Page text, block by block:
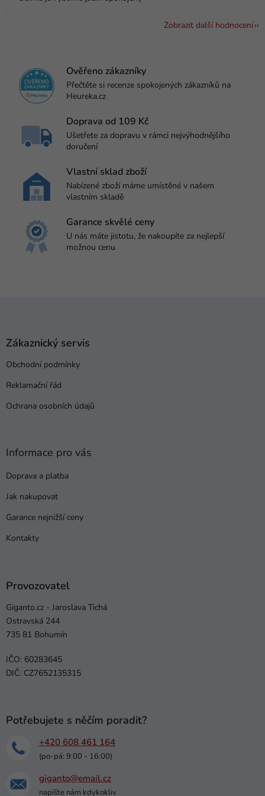
Zobrazit další hodnocení
Ověřeno zákazníky
Přečtěte si recenze spokojených zákazníků na
Heureka.cz
Doprava od 109 Kč
Ušetřete za dopravu v rámci nejvýhodnějšího
doručení
Vlastní sklad zboží
Nabízené zboží máme umístěné v našem
vlastním skladě
Garance skvělé ceny
U nás máte jistotu, že nakoupíte za nejlepší
možnou cenu
Zákaznický servis
Obchodní podmínky
Reklamační řád
Ochrana osobních údajů
Informace pro vás
Doprava a platba
Jak nakupovat
Garance nejnižší ceny
Kontakty
Provozovatel
Giganto.cz - Jaroslava Tichá
Ostravská 244
735 81 Bohumín
IČO: 60283645
DIČ: CZ7652135315
Potřebujete s něčím poradit?
+420 608 461 164
(po-pá: 9:00 - 16:00)
giganto@email.cz
napište nám kdykokliv